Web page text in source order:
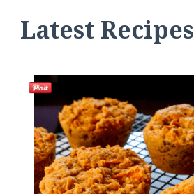
Latest Recipes